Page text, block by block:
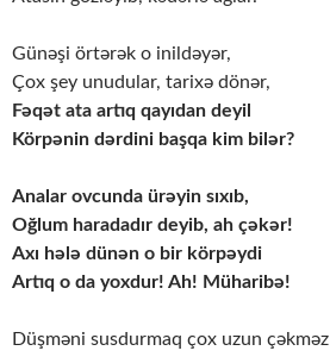
Günəşi örtərək o inildəyər,
Çox şey unudular, tarixə dönər,
Fəqət ata artıq qayıdan deyil
Körpənin dərdini başqa kim bilər?
Analar ovcunda ürəyin sıxıb,
Oğlum haradadır deyib, ah çəkər!
Axı hələ dünən o bir körpəydi
Artıq o da yoxdur! Ah! Müharibə!
Düşməni susdurmaq çox uzun çəkməz